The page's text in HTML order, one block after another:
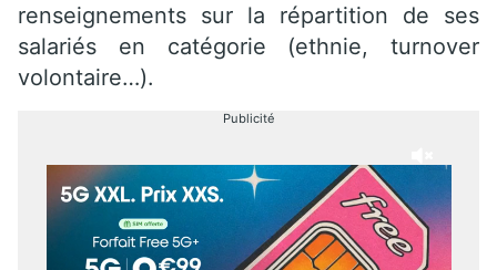
renseignements sur la répartition de ses
salariés en catégorie (ethnie, turnover
volontaire…).
Publicité